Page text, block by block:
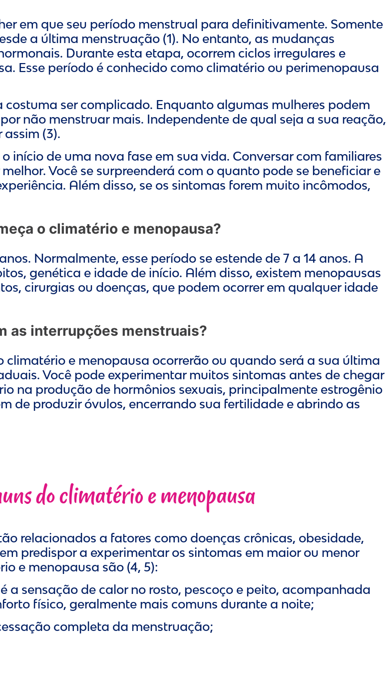
em que seu período menstrual para definitivamente. Somente
a última menstruação (1). No entanto, as mudanças
Durante esta etapa, ocorrem ciclos irregulares e
Esse período é conhecido como climatério ou perimenopausa
ser complicado. Enquanto algumas mulheres podem
não menstruar mais. Independente de qual seja a sua reação,
(3).
início de uma nova fase em sua vida. Conversar com familiares
Você se surpreenderá com o quanto pode se beneficiar e
Além disso, se os sintomas forem muito incômodos,
o climatério e menopausa?
Normalmente, esse período se estende de 7 a 14 anos. A
genética e idade de início. Além disso, existem menopausas
cirurgias ou doenças, que podem ocorrer em qualquer idade
as interrupções menstruais?
e menopausa ocorrerão ou quando será a sua última
Você pode experimentar muitos sintomas antes de chegar
na produção de hormônios sexuais, principalmente estrogênio
de produzir óvulos, encerrando sua fertilidade e abrindo as
do climatério e menopausa
relacionados a fatores como doenças crônicas, obesidade,
predispor a experimentar os sintomas em maior ou menor
e menopausa são (4, 5):
a sensação de calor no rosto, pescoço e peito, acompanhada
físico, geralmente mais comuns durante a noite;
completa da menstruação;